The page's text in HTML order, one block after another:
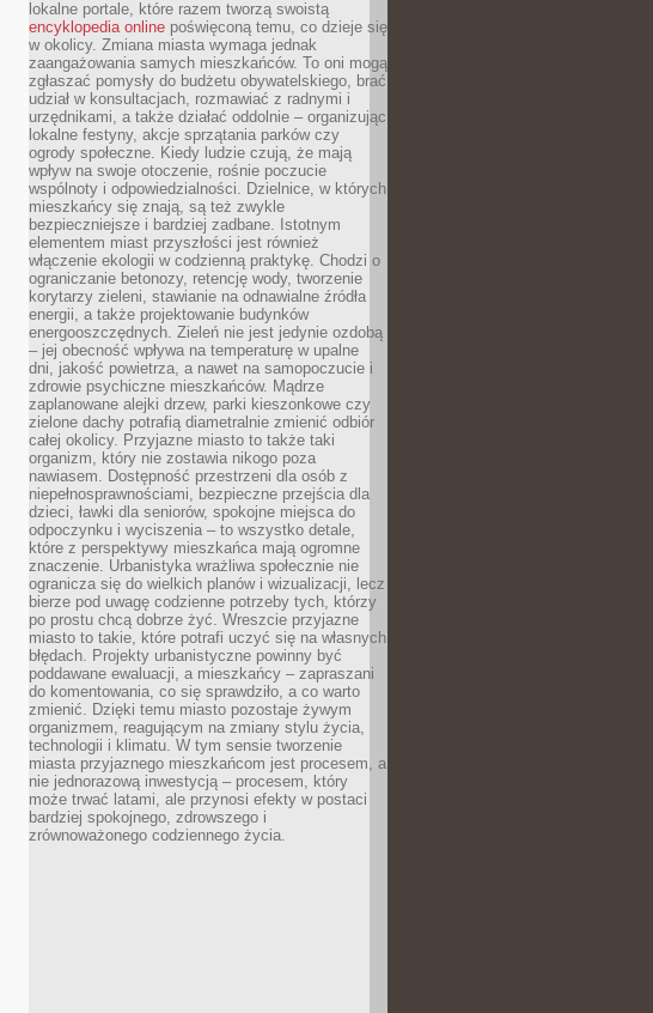
lokalne portale, które razem tworzą swoistą
encyklopedia online poświęconą temu, co dzieje się
w okolicy. Zmiana miasta wymaga jednak
zaangażowania samych mieszkańców. To oni mogą
zgłaszać pomysły do budżetu obywatelskiego, brać
udział w konsultacjach, rozmawiać z radnymi i
urzędnikami, a także działać oddolnie – organizując
lokalne festyny, akcje sprzątania parków czy
ogrody społeczne. Kiedy ludzie czują, że mają
wpływ na swoje otoczenie, rośnie poczucie
wspólnoty i odpowiedzialności. Dzielnice, w których
mieszkańcy się znają, są też zwykle
bezpieczniejsze i bardziej zadbane. Istotnym
elementem miast przyszłości jest również
włączenie ekologii w codzienną praktykę. Chodzi o
ograniczanie betonozy, retencję wody, tworzenie
korytarzy zieleni, stawianie na odnawialne źródła
energii, a także projektowanie budynków
energooszczędnych. Zieleń nie jest jedynie ozdobą
– jej obecność wpływa na temperaturę w upalne
dni, jakość powietrza, a nawet na samopoczucie i
zdrowie psychiczne mieszkańców. Mądrze
zaplanowane alejki drzew, parki kieszonkowe czy
zielone dachy potrafią diametralnie zmienić odbiór
całej okolicy. Przyjazne miasto to także taki
organizm, który nie zostawia nikogo poza
nawiasem. Dostępność przestrzeni dla osób z
niepełnosprawnościami, bezpieczne przejścia dla
dzieci, ławki dla seniorów, spokojne miejsca do
odpoczynku i wyciszenia – to wszystko detale,
które z perspektywy mieszkańca mają ogromne
znaczenie. Urbanistyka wrażliwa społecznie nie
ogranicza się do wielkich planów i wizualizacji, lecz
bierze pod uwagę codzienne potrzeby tych, którzy
po prostu chcą dobrze żyć. Wreszcie przyjazne
miasto to takie, które potrafi uczyć się na własnych
błędach. Projekty urbanistyczne powinny być
poddawane ewaluacji, a mieszkańcy – zapraszani
do komentowania, co się sprawdziło, a co warto
zmienić. Dzięki temu miasto pozostaje żywym
organizmem, reagującym na zmiany stylu życia,
technologii i klimatu. W tym sensie tworzenie
miasta przyjaznego mieszkańcom jest procesem, a
nie jednorazową inwestycją – procesem, który
może trwać latami, ale przynosi efekty w postaci
bardziej spokojnego, zdrowszego i
zrównoważonego codziennego życia.